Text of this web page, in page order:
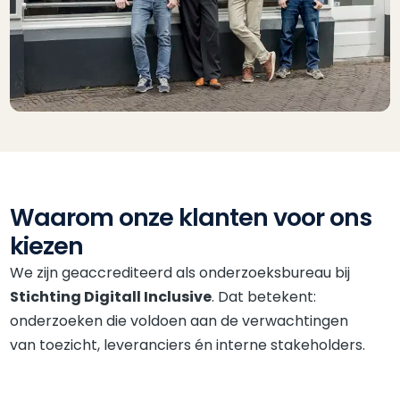
Waarom onze klanten voor ons
kiezen
We zijn geaccrediteerd als onderzoeksbureau bij
Stichting Digitall Inclusive. Dat betekent:
onderzoeken die voldoen aan de verwachtingen
van toezicht, leveranciers én interne stakeholders.